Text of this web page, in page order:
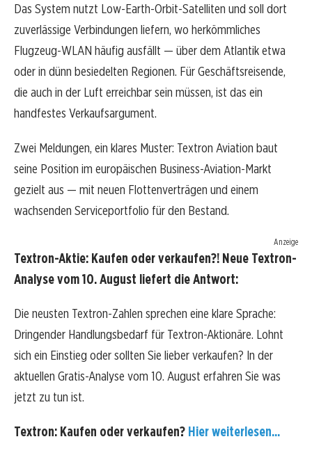
Das System nutzt Low-Earth-Orbit-Satelliten und soll dort
zuverlässige Verbindungen liefern, wo herkömmliches
Flugzeug-WLAN häufig ausfällt — über dem Atlantik etwa
oder in dünn besiedelten Regionen. Für Geschäftsreisende,
die auch in der Luft erreichbar sein müssen, ist das ein
handfestes Verkaufsargument.
Zwei Meldungen, ein klares Muster: Textron Aviation baut
seine Position im europäischen Business-Aviation-Markt
gezielt aus — mit neuen Flottenverträgen und einem
wachsenden Serviceportfolio für den Bestand.
Anzeige
Textron-Aktie: Kaufen oder verkaufen?! Neue Textron-
Analyse vom 10. August liefert die Antwort:
Die neusten Textron-Zahlen sprechen eine klare Sprache:
Dringender Handlungsbedarf für Textron-Aktionäre. Lohnt
sich ein Einstieg oder sollten Sie lieber verkaufen? In der
aktuellen Gratis-Analyse vom 10. August erfahren Sie was
jetzt zu tun ist.
Textron: Kaufen oder verkaufen? Hier weiterlesen...